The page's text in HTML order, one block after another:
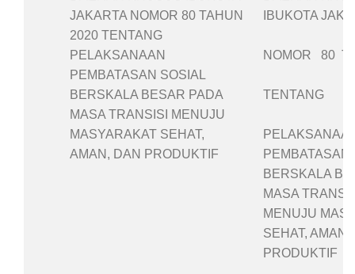
JAKARTA NOMOR 80 TAHUN
2020 TENTANG
PELAKSANAAN
PEMBATASAN SOSIAL
BERSKALA BESAR PADA
MASA TRANSISI MENUJU
MASYARAKAT SEHAT,
AMAN, DAN PRODUKTIF
IBUKOTA
NOMOR 80
TENTANG
PEMBATASAN
BERSKALA
MASA
MENUJU
SEHAT, AMAN,
PRODUKTIF